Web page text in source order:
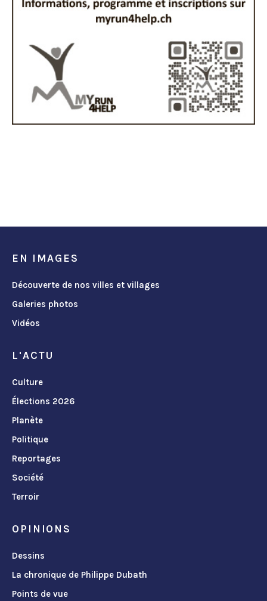
EN IMAGES
Découverte de nos villes et villages
Galeries photos
Vidéos
L'ACTU
Culture
Élections 2026
Planète
Politique
Reportages
Société
Terroir
OPINIONS
Dessins
La chronique de Philippe Dubath
Points de vue